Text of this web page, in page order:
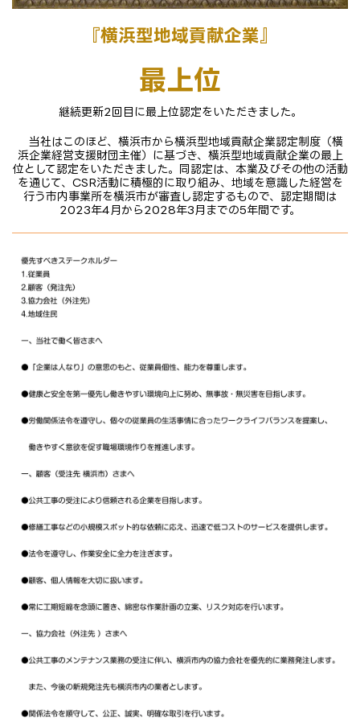
『横浜型地域貢献企業』
最上位
継続更新2回目に最上位認定をいただきました。
当社はこのほど、横浜市から横浜型地域貢献企業認定制度（横
浜企業経営支援財団主催）に基づき、横浜型地域貢献企業の最上
位として認定をいただきました。同認定は、本業及びその他の活動
を通じて、CSR活動に積極的に取り組み、地域を意識した経営を
行う市内事業所を横浜市が審査し認定するもので、認定期間は
2023年4月から2028年3月までの5年間です。